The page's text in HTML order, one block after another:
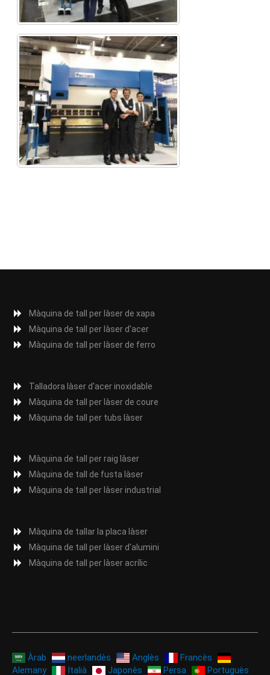
Màquina de tall per làser de xapa
Màquina de tall per làser d'acer
Màquina de tall per làser de ferro
Talladora làser d'acer inoxidable
Màquina de tall per làser de coure
Màquina de tall per tubs làser
Màquina de tall per raig làser
Màquina de tall de fusta làser
Màquina de tall per làser industrial
Màquina de tallar la placa làser
Màquina de tall per làser d'alumini
Màquina de tall per làser acrílic
Àrab neerlandès Anglès
Francès
Alemany
Italià Japonès Persa Portuguès